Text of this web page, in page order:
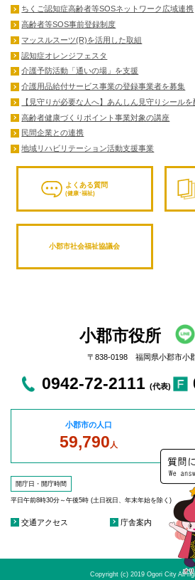
ちくご認知症高齢者等SOSネットワーク広域連携
高齢者等SOS事前登録制度
マッスルスーツ(R)を活用した取組
認知症オレンジフェスタ
介護予防活動「通いの場」を支援
介護用品給付サービス事業の登録事業者を募集
【見守りが必要な人へ】あんしん見守りシール
高齢者健康づくりポイント事業対象の講座
民間企業との連携
地域リハビリテーション活動支援事業
よくある質問
(健康･福祉)
小郡市社会福祉協議会
小郡市役所
〒838-0198 福岡県小郡市小
0942-72-2111 (代表)
小郡市の人口
59,790 人
開庁日・開庁時間
平日午前8時30分～午後5時 (土日祝日、年末年始を除く)
交通アクセス 庁舎案内
Copyright (c) 2019 Ogori City All